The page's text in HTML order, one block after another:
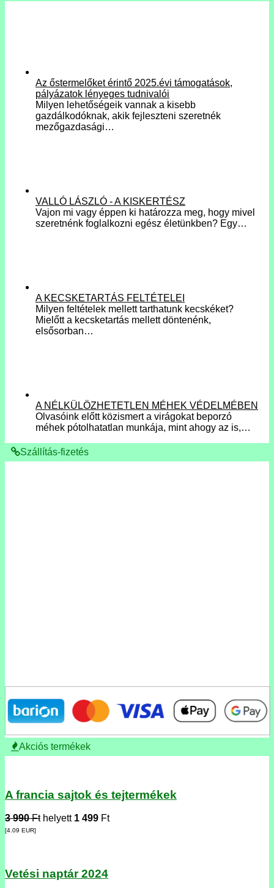
Az őstermelőket érintő 2025.évi támogatások,
pályázatok lényeges tudnivalói
Milyen lehetőségeik vannak a kisebb
gazdálkodóknak, akik fejleszteni szeretnék
mezőgazdasági…
VALLÓ LÁSZLÓ - A KISKERTÉSZ
Vajon mi vagy éppen ki határozza meg, hogy mivel
szeretnénk foglalkozni egész életünkben? Egy…
A KECSKETARTÁS FELTÉTELEI
Milyen feltételek mellett tarthatunk kecskéket?
Mielőtt a kecsketartás mellett döntenénk,
elsősorban…
A NÉLKÜLÖZHETETLEN MÉHEK VÉDELMÉBEN
Olvasóink előtt közismert a virágokat beporzó
méhek pótolhatatlan munkája, mint ahogy az is,…
Szállítás-fizetés
Akciós termékek
A francia sajtok és tejtermékek
3 990 Fthelyett 1 499 Ft
[4.09 EUR]
Vetési naptár 2024